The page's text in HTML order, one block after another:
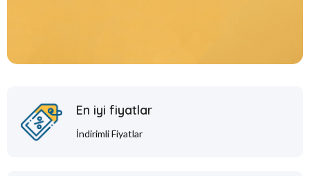
En iyi fiyatlar
İndirimli Fiyatlar